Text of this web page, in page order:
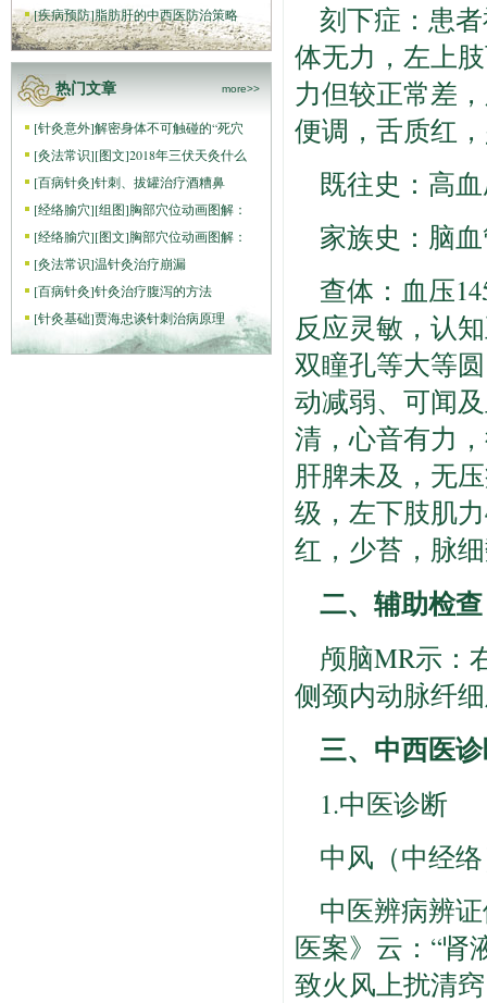
[疾病预防]脂肪肝的中西医防治策略
热门文章 more>>
[针灸意外]解密身体不可触碰的“死穴
[灸法常识][图文]2018年三伏天灸什么
[百病针灸]针刺、拔罐治疗酒糟鼻
[经络腧穴][组图]胸部穴位动画图解：
[经络腧穴][图文]胸部穴位动画图解：
[灸法常识]温针灸治疗崩漏
[百病针灸]针灸治疗腹泻的方法
[针灸基础]贾海忠谈针刺治病原理
刻下症：患
体无力，左上
力但较正常差
便调，舌质红
既往史：高
家族史：脑
查体：血压
反应灵敏，认
双瞳孔等大等
动减弱、可闻
清，心音有力
肝脾未及，无
级，左下肢肌
红，少苔，脉
二、辅助检查
颅脑MR示：
侧颈内动脉纤
三、中西医
1.中医诊断
中风（中经
中医辨病辨
医案》云：“肾
致火风上扰清